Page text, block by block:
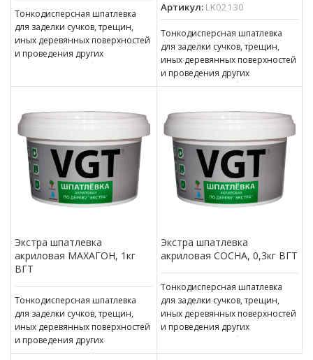
Тонкодисперсная шпатлевка
для заделки сучков, трещин,
иных деревянных поверхностей
и проведения других
ответственных работ. может
Артикул: LK02130
Тонкодисперсная шпатлевка
для заделки сучков, трещин,
иных деревянных поверхностей
и проведения других
ответственных работ. может
финишной шпатлевки,
Экстра шпатлевка
акриловая МАХАГОН, 1кг
ВГТ
Тонкодисперсная шпатлевка
для заделки сучков, трещин,
иных деревянных поверхностей
и проведения других
ответственных работ. может
Экстра шпатлевка
акриловая СОСНА, 0,3кг ВГТ
Тонкодисперсная шпатлевка
для заделки сучков, трещин,
иных деревянных поверхностей
и проведения других
ответственных работ. может
применяться в качестве